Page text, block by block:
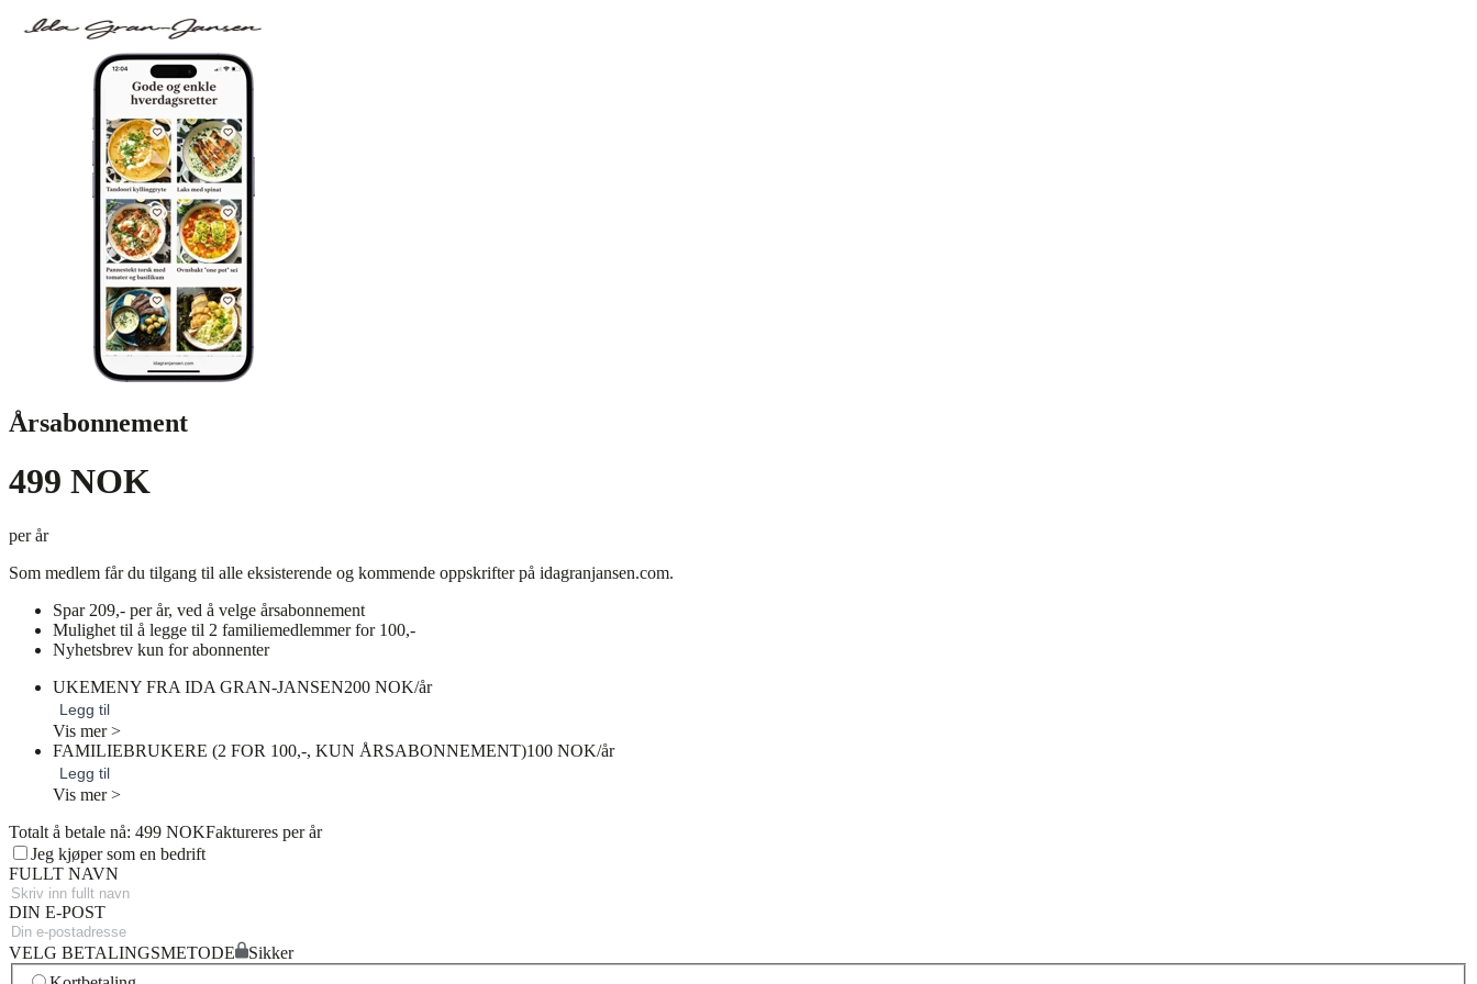
Årsabonnement
499 NOK
per år
Som medlem får du tilgang til alle eksisterende og kommende oppskrifter på idagranjansen.com.
Spar 209,- per år, ved å velge årsabonnement
Mulighet til å legge til 2 familiemedlemmer for 100,-
Nyhetsbrev kun for abonnenter
UKEMENY FRA IDA GRAN-JANSEN200 NOK/år
Legg til
Vis mer >
FAMILIEBRUKERE (2 FOR 100,-, KUN ÅRSABONNEMENT)100 NOK/år
Legg til
Vis mer >
Totalt å betale nå: 499 NOKFaktureres per år
Jeg kjøper som en bedrift
FULLT NAVN
DIN E-POST
VELG BETALINGSMETODE
Sikker